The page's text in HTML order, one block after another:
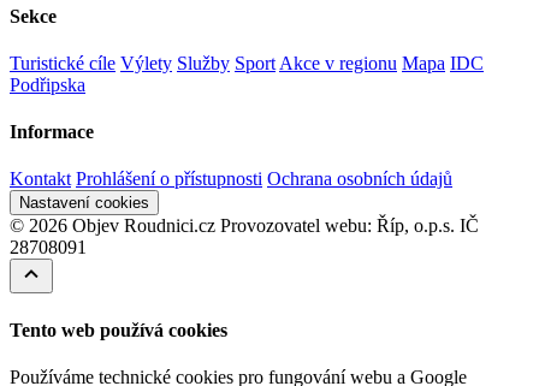
Sekce
Turistické cíle Výlety Služby Sport Akce v regionu Mapa IDC
Podřipska
Informace
Kontakt Prohlášení o přístupnosti Ochrana osobních údajů
Nastavení cookies
© 2026 Objev Roudnici.cz Provozovatel webu: Říp, o.p.s. IČ
28708091
Tento web používá cookies
Používáme technické cookies pro fungování webu a Google